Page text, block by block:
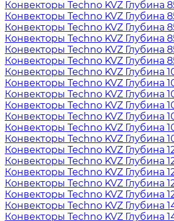
Конвекторы Techno KVZ Глубина
Конвекторы Techno KVZ Глубина
Конвекторы Techno KVZ Глубина
Конвекторы Techno KVZ Глубина
Конвекторы Techno KVZ Глубина
Конвекторы Techno KVZ Глубина
Конвекторы Techno KVZ Глубина
Конвекторы Techno KVZ Глубина
Конвекторы Techno KVZ Глубина
Конвекторы Techno KVZ Глубина
Конвекторы Techno KVZ Глубина
Конвекторы Techno KVZ Глубина
Конвекторы Techno KVZ Глубина
Конвекторы Techno KVZ Глубина
Конвекторы Techno KVZ Глубина
Конвекторы Techno KVZ Глубина
Конвекторы Techno KVZ Глубина
Конвекторы Techno KVZ Глубина
Конвекторы Techno KVZ Глубина
Конвекторы Techno KVZ Глубина